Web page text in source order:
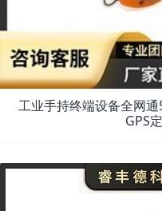
工业手持终端设备全网
GPS